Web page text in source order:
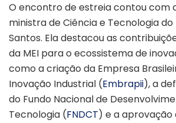
O encontro de estreia contou com
ministra de Ciência e Tecnologia do
Santos. Ela destacou as
da MEI para o ecossistema de
como a criação da Empresa
Inovação Industrial (Embrapii), a
do Fundo Nacional de
Tecnologia (FNDCT) e a aprovação